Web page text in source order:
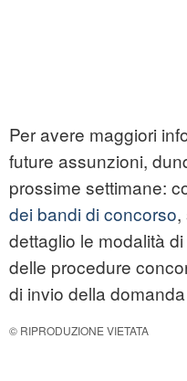
Per avere maggiori
future assunzioni,
prossime settimane:
dei bandi di concorso,
dettaglio le modalità
delle procedure
di invio della
© RIPRODUZIONE VIETATA